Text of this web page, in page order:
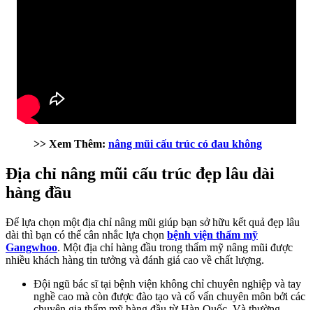
>> Xem Thêm: nâng mũi cấu trúc có đau không
Địa chỉ nâng mũi cấu trúc đẹp lâu dài
hàng đầu
Để lựa chọn một địa chỉ nâng mũi giúp bạn sở hữu kết quả đẹp lâu
dài thì bạn có thể cân nhắc lựa chọn bệnh viện thẩm mỹ
Gangwhoo. Một địa chỉ hàng đầu trong thẩm mỹ nâng mũi được
nhiều khách hàng tin tưởng và đánh giá cao về chất lượng.
Đội ngũ bác sĩ tại bệnh viện không chỉ chuyên nghiệp và tay
nghề cao mà còn được đào tạo và cố vấn chuyên môn bởi các